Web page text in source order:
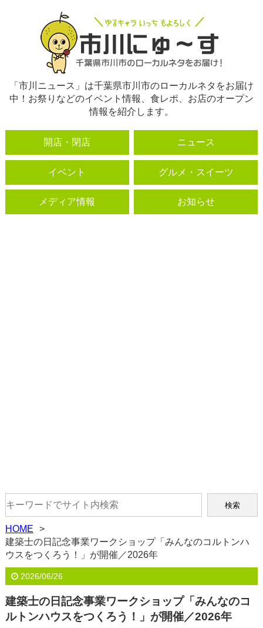
「市川ニュース」は千葉県市川市のローカルネタをお届け
中！お祭りなどのイベント情報、食レポ、お店のオープン
情報を紹介します。
開店・閉店 ニュース
イベント グルメ・スイーツ
メディア情報 お知らせ
HOME
建築士の日記念事業ワークショップ「みんなのコルトンハ
ウスをつくろう！」が開催／2026年
2026/06/26
建築士の日記念事業ワークショップ「みんなのコ
ルトンハウスをつくろう！」が開催／2026年